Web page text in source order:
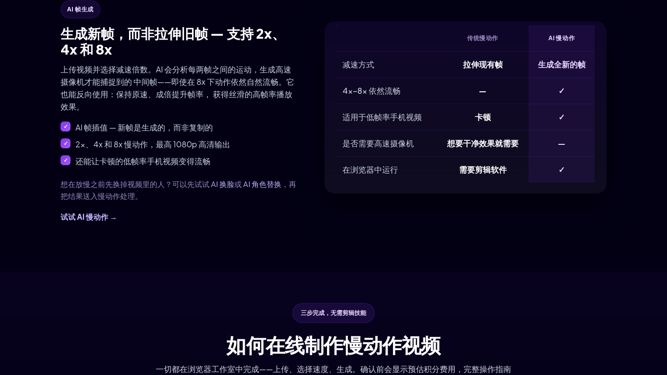
AI 帧生成
生成新帧，而非拉伸旧帧 — 支持 2x、
4x 和 8x
上传视频并选择减速倍数。AI 会分析每两帧之间的运动，生成高速
摄像机才能捕捉到的 中间帧——即使在 8x 下动作依然自然流畅。它
也能反向使用：保持原速、成倍提升帧率， 获得丝滑的高帧率播放
效果。
AI 帧插值 — 新帧是生成的，而非复制的
2x、4x 和 8x 慢动作，最高 1080p 高清输出
还能让卡顿的低帧率手机视频变得流畅
想在放慢之前先换掉视频里的人？可以先试试AI 换脸或AI 角色替换 ，再
把结果送入慢动作处理。
试试 AI 慢动作 →
传统慢动作 AI 慢动作
减速方式 拉伸现有帧 生成全新的帧
4x–8x 依然流畅 — ✓
适用于低帧率手机视频 卡顿 ✓
是否需要高速摄像机 想要干净效果就需要 —
在浏览器中运行 需要剪辑软件 ✓
三步完成，无需剪辑技能
如何在线制作慢动作视频
一切都在浏览器工作室中完成——上传、选择速度、生成。确认前会显示预估积分费用，完整操作指南